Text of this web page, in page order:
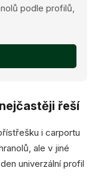
podle profilů,
řeší
i carportu
ale v jiné
univerzální profil